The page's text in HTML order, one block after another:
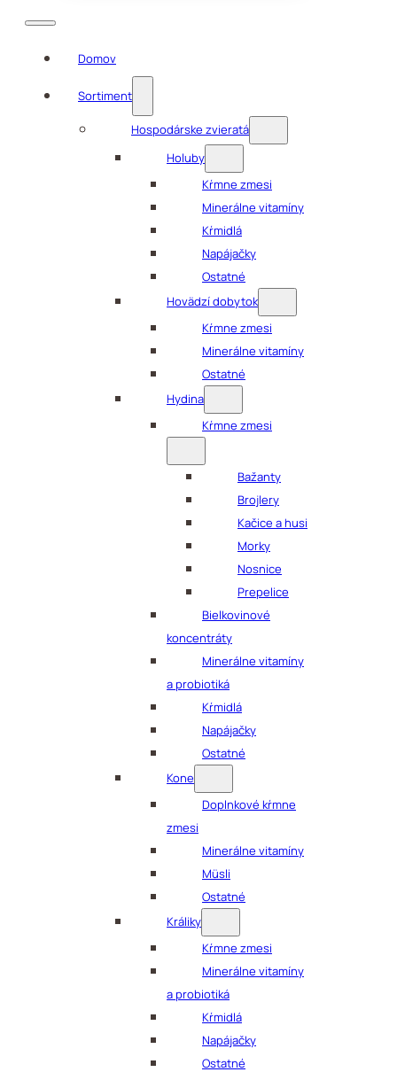
Domov
Sortiment
Hospodárske zvieratá
Holuby
Kŕmne zmesi
Minerálne vitamíny
Kŕmidlá
Napájačky
Ostatné
Hovädzí dobytok
Kŕmne zmesi
Minerálne vitamíny
Ostatné
Hydina
Kŕmne zmesi
Bažanty
Brojlery
Kačice a husi
Morky
Nosnice
Prepelice
Bielkovinové
koncentráty
Minerálne vitamíny
a probiotiká
Kŕmidlá
Napájačky
Ostatné
Kone
Doplnkové kŕmne
zmesi
Minerálne vitamíny
Müsli
Ostatné
Králiky
Kŕmne zmesi
Minerálne vitamíny
a probiotiká
Kŕmidlá
Napájačky
Ostatné